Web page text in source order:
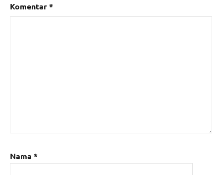
Komentar*
Nama *